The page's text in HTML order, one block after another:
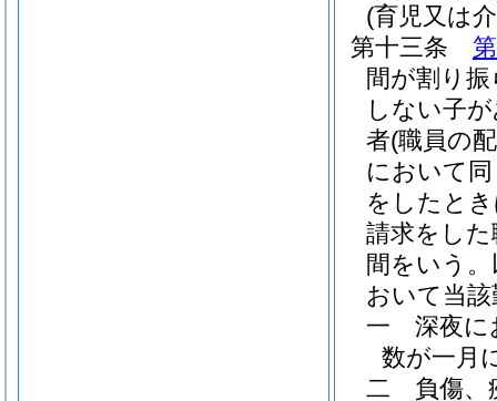
(育児又は
第十三条
間が割り
しない子
者(職員の
において
をしたと
請求をし
間をいう
おいて当
一
深夜に
数が一月
二
負傷、